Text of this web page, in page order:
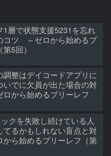
1層で状態支援5231を忘れ
コツ ～ゼロから始めるブ
5回）
調整はデイコードアプリに
いでに欠員が出た場合の対
から始めるブリーレフ
クを失敗し続けている人
てるかもしれない盲点と対
ら始めるブリーレフ（第